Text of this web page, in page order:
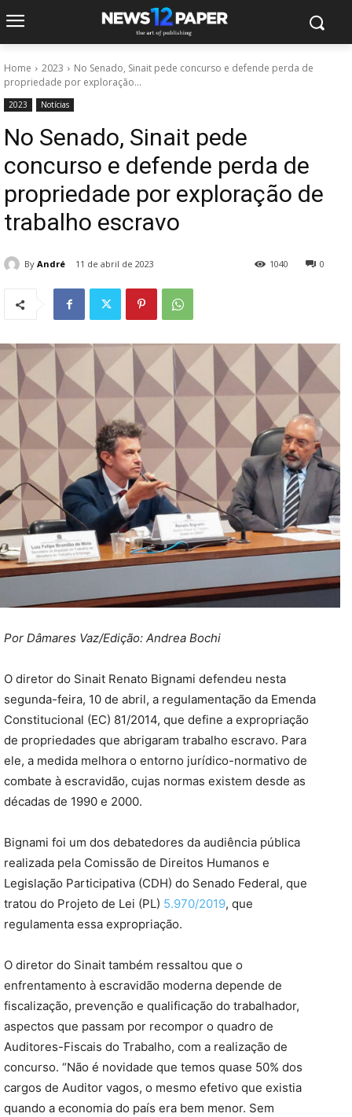
Home 2023
No Senado, Sinait pede concurso e defende perda de
propriedade por exploração...
2023 Notícias
No Senado, Sinait pede
concurso e defende perda de
propriedade por exploração de
trabalho escravo
By André 11 de abril de 2023 0
1040
Por Dâmares Vaz/Edição: Andrea Bochi
O diretor do Sinait Renato Bignami defendeu nesta
segunda-feira, 10 de abril, a regulamentação da Emenda
Constitucional (EC) 81/2014, que define a expropriação
de propriedades que abrigaram trabalho escravo. Para
ele, a medida melhora o entorno jurídico-normativo de
combate à escravidão, cujas normas existem desde as
décadas de 1990 e 2000.
Bignami foi um dos debatedores da audiência pública
realizada pela Comissão de Direitos Humanos e
Legislação Participativa (CDH) do Senado Federal, que
tratou do Projeto de Lei (PL) 5.970/2019, que
regulamenta essa expropriação.
O diretor do Sinait também ressaltou que o
enfrentamento à escravidão moderna depende de
fiscalização, prevenção e qualificação do trabalhador,
aspectos que passam por recompor o quadro de
Auditores-Fiscais do Trabalho, com a realização de
concurso. “Não é novidade que temos quase 50% dos
cargos de Auditor vagos, o mesmo efetivo que existia
quando a economia do país era bem menor. Sem